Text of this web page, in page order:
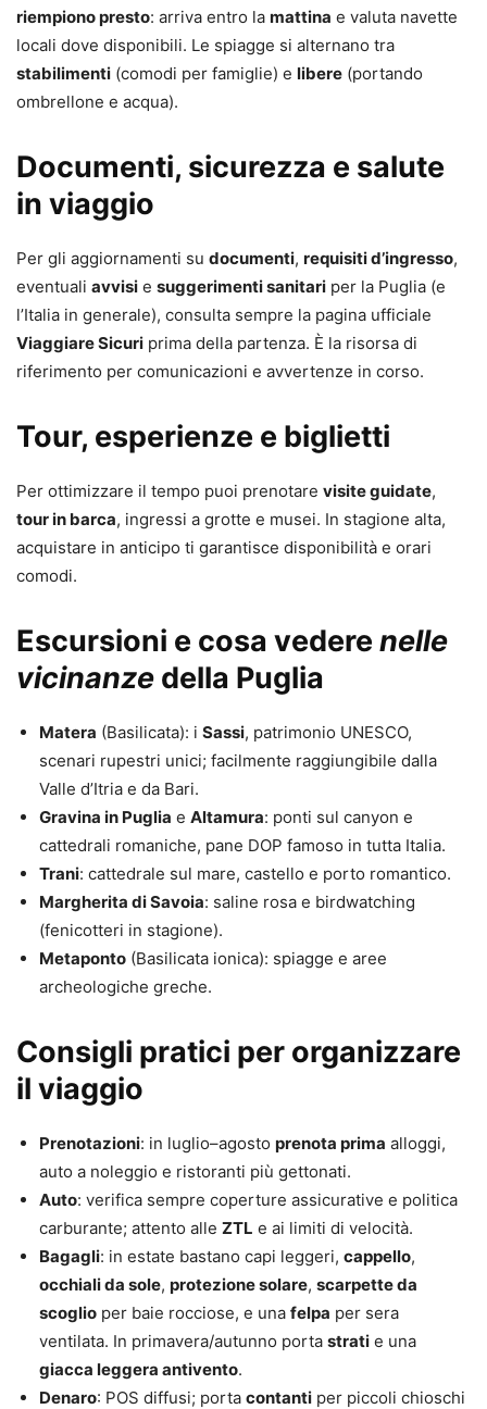
riempiono presto: arriva entro la mattina e valuta navette
locali dove disponibili. Le spiagge si alternano tra
stabilimenti (comodi per famiglie) e libere (portando
ombrellone e acqua).
Documenti, sicurezza e salute
in viaggio
Per gli aggiornamenti su documenti, requisiti d’ingresso,
eventuali avvisi e suggerimenti sanitari per la Puglia (e
l’Italia in generale), consulta sempre la pagina ufficiale
Viaggiare Sicuri prima della partenza. È la risorsa di
riferimento per comunicazioni e avvertenze in corso.
Tour, esperienze e biglietti
Per ottimizzare il tempo puoi prenotare visite guidate,
tour in barca, ingressi a grotte e musei. In stagione alta,
acquistare in anticipo ti garantisce disponibilità e orari
comodi.
Escursioni e cosa vedere nelle
vicinanze della Puglia
Matera (Basilicata): i Sassi, patrimonio UNESCO,
scenari rupestri unici; facilmente raggiungibile dalla
Valle d’Itria e da Bari.
Gravina in Puglia e Altamura: ponti sul canyon e
cattedrali romaniche, pane DOP famoso in tutta Italia.
Trani: cattedrale sul mare, castello e porto romantico.
Margherita di Savoia: saline rosa e birdwatching
(fenicotteri in stagione).
Metaponto (Basilicata ionica): spiagge e aree
archeologiche greche.
Consigli pratici per organizzare
il viaggio
Prenotazioni: in luglio–agosto prenota prima alloggi,
auto a noleggio e ristoranti più gettonati.
Auto: verifica sempre coperture assicurative e politica
carburante; attento alle ZTL e ai limiti di velocità.
Bagagli: in estate bastano capi leggeri, cappello,
occhiali da sole, protezione solare, scarpette da
scoglio per baie rocciose, e una felpa per sera
ventilata. In primavera/autunno porta strati e una
giacca leggera antivento.
Denaro: POS diffusi; porta contanti per piccoli chioschi